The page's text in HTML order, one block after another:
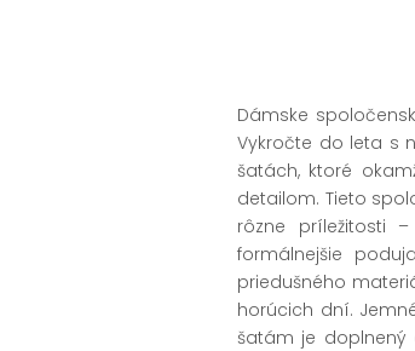
Dámske
Vykročte do leta s
šatách, ktoré
detailom. Tieto
rôzne príležitosti
formálnejšie
priedušného
horúcich dní.
šatám je doplnený